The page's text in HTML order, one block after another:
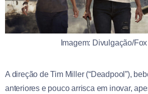
Imagem: Divulgação/
A direção de Tim Miller (“Deadpool”),
anteriores e pouco arrisca em inovar,